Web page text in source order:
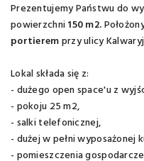
Prezentujemy Państwu do
powierzchni150 m2.
portieremprzy ulicy
Lokal składa się z:
- dużego open space'u z
- pokoju 25 m2,
- salki telefonicznej,
- dużej w pełni wyposażonej
- pomieszczenia